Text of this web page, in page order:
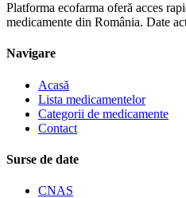
Platforma ecofarma oferă acces
medicamente din România. Date
Navigare
Acasă
Lista medicamentelor
Categorii de medicamente
Contact
Surse de date
CNAS